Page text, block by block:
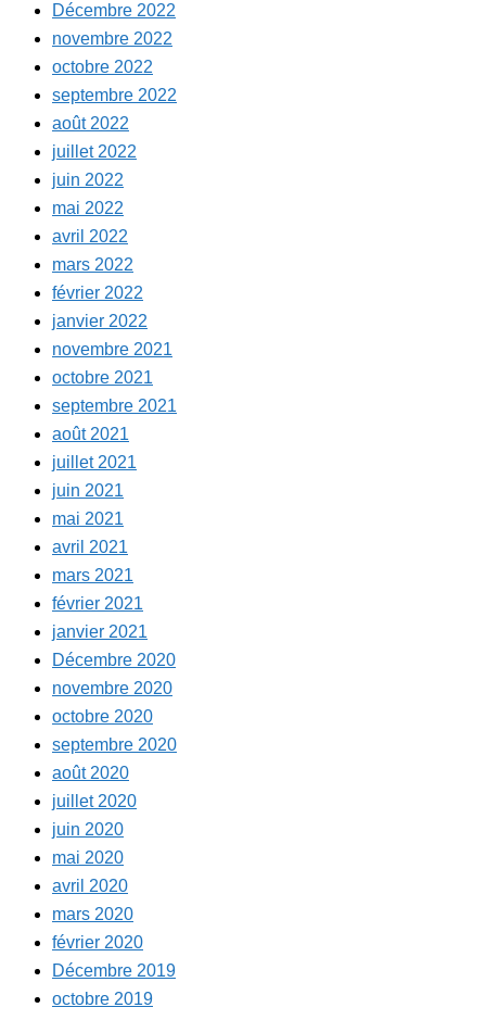
Décembre 2022
novembre 2022
octobre 2022
septembre 2022
août 2022
juillet 2022
juin 2022
mai 2022
avril 2022
mars 2022
février 2022
janvier 2022
novembre 2021
octobre 2021
septembre 2021
août 2021
juillet 2021
juin 2021
mai 2021
avril 2021
mars 2021
février 2021
janvier 2021
Décembre 2020
novembre 2020
octobre 2020
septembre 2020
août 2020
juillet 2020
juin 2020
mai 2020
avril 2020
mars 2020
février 2020
Décembre 2019
octobre 2019